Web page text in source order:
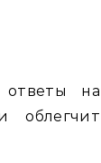
ответы на
облегчит